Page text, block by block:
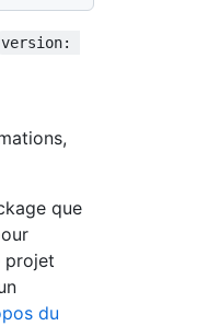
version:
que
projet
du